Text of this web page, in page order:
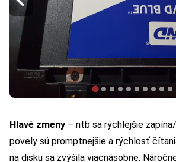
Hlavé zmeny – ntb sa rýchlejšie
povely sú promptnejšie a rýchlosť
na disku sa zvýšila viacnásobne.